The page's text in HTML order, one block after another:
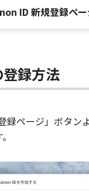
ID 新規登録ペ
録方法
録ページ」ボタン